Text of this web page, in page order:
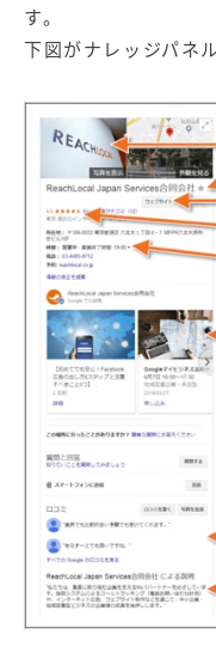
す。
下図がナレッジパネ